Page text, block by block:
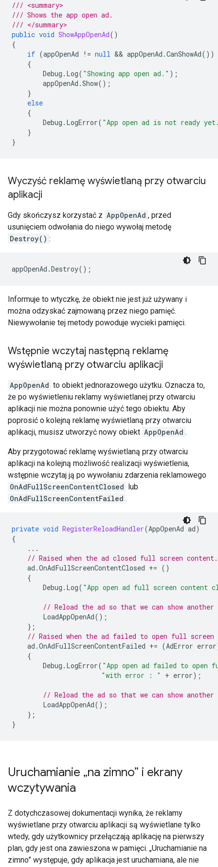
/// <summary>
/// Shows the app open ad.
/// </summary>
public void ShowAppOpenAd()
{
if (appOpenAd != null && appOpenAd .CanShowAd())
{
Debug . Log( "Showing app open ad." );
appOpenAd .Show();
}
else
{
Debug . LogError( "App open ad is not ready
}
}
Wyczyść reklamę wyświetlaną przy otwarciu
aplikacji
Gdy skończysz korzystać z AppOpenAd , przed
usunięciem odwołania do niego wywołaj metodę
Destroy() :
appOpenAd .Destroy();
Informuje to wtyczkę, że obiekt nie jest już używany i
można odzyskać zajmowaną przez niego pamięć.
Niewywołanie tej metody powoduje wycieki pamięci.
Wstępnie wczytaj następną reklamę
wyświetlaną przy otwarciu aplikacji
AppOpenAd to obiekt jednorazowego użytku. Oznacza to,
że po wyświetleniu reklamy wyświetlanej przy otwarciu
aplikacji nie można ponownie użyć tego obiektu. Aby
poprosić o kolejną reklamę wyświetlaną przy otwarciu
aplikacji, musisz utworzyć nowy obiekt AppOpenAd .
Aby przygotować reklamę wyświetlaną przy otwarciu
aplikacji na kolejną możliwość realizacji wyświetlenia,
wstępnie wczytaj ją po wywołaniu zdarzenia reklamowego
OnAdFullScreenContentClosed
lub
OnAdFullScreenContentFailed .
private void RegisterReloadHandler(AppOpenAd ad)
{
...
// Raised when the ad closed full screen content.
ad .OnAdFullScreenContentClosed += ()
{
Debug . Log( "App open ad full screen content
// Reload the ad so that we can show
LoadAppOpenAd();
};
// Raised when the ad failed to open full screen
ad .OnAdFullScreenContentFailed += (AdError error
{
Debug . LogError( "App open ad failed to open
"with error : "
+ error);
// Reload the ad so that we can show
LoadAppOpenAd();
};
}
Uruchamianie „na zimno” i ekrany
wczytywania
Z dotychczasowej dokumentacji wynika, że reklamy
wyświetlane przy otwarciu aplikacji są wyświetlane tylko
wtedy, gdy użytkownicy przełączają aplikację na pierwszy
plan, gdy jest ona zawieszona w pamięci. „Uruchamianie na
zimno” występuje, gdy aplikacja jest uruchamiana, ale nie